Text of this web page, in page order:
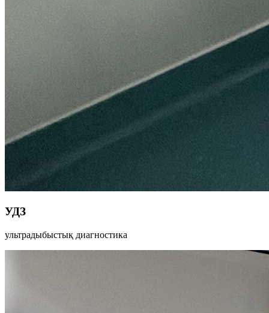
УДЗ
ультрадыбыстық диагностика